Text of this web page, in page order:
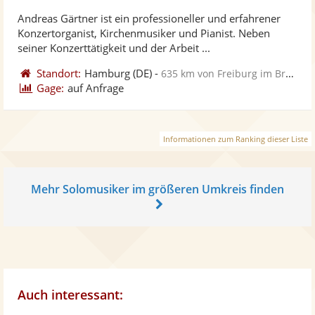
Fotos
5
Andreas Gärtner ist ein professioneller und erfahrener
Konzertorganist, Kirchenmusiker und Pianist. Neben
seiner Konzerttätigkeit und der Arbeit ...
Standort: Hamburg (DE) -635 km von Freiburg im Breisgau
Gage: auf Anfrage
Informationen zum Ranking dieser Liste
Mehr Solomusiker im größeren Umkreis finden
Auch interessant: